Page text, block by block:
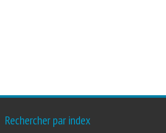
Rechercher par index